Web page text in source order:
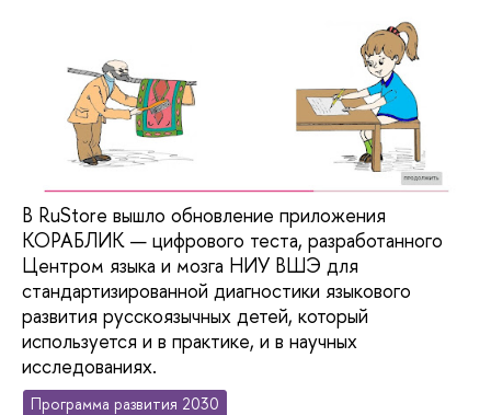
В RuStore вышло обновление приложения
КОРАБЛИК — цифрового теста, разработанного
Центром языка и мозга НИУ ВШЭ для
стандартизированной диагностики языкового
развития русскоязычных детей, который
используется и в практике, и в научных
исследованиях.
Программа развития 2030